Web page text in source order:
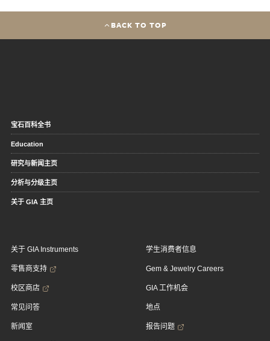
BACK TO TOP
宝石百科全书
Education
研究与新闻主页
分析与分级主页
关于 GIA 主页
关于 GIA Instruments
零售商支持
校区商店
常见问答
新闻室
学生消费者信息
Gem & Jewelry Careers
GIA 工作机会
地点
报告问题